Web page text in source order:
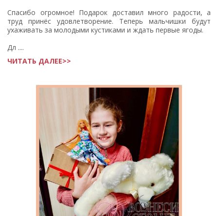
Спасибо огромное! Подарок доставил много радости, а
труд принёс удовлетворение. Теперь мальчишки будут
ухаживать за молодыми кустиками и ждать первые ягоды.
Дл ....
ЧИТАТЬ ДАЛЕЕ>>